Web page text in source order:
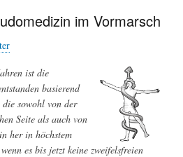
bei
im Vormarsch
ist die
basierend
sowohl von der
Seite als auch von
her in höchstem
es bis jetzt keine zweifelsfreien